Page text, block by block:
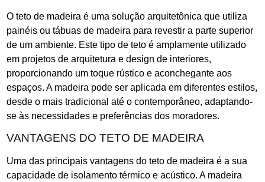
O teto de madeira é uma solução arquitetônica que utiliza
painéis ou tábuas de madeira para revestir a parte superior
de um ambiente. Este tipo de teto é amplamente utilizado
em projetos de arquitetura e design de interiores,
proporcionando um toque rústico e aconchegante aos
espaços. A madeira pode ser aplicada em diferentes estilos,
desde o mais tradicional até o contemporâneo, adaptando-
se às necessidades e preferências dos moradores.
VANTAGENS DO TETO DE MADEIRA
Uma das principais vantagens do teto de madeira é a sua
capacidade de isolamento térmico e acústico. A madeira